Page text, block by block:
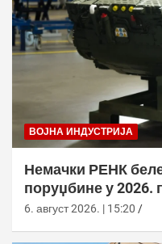
ВОЈНА ИНДУСТРИЈА
Немачки РЕНК
поруџбине у 2026.
6. август 2026. | 15:20